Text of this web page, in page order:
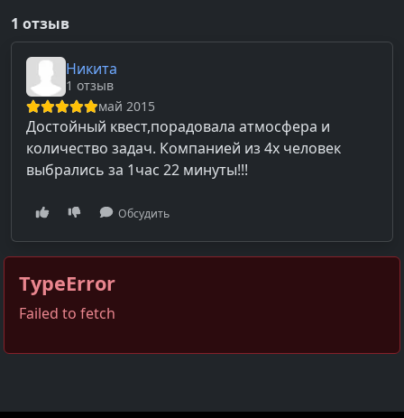
1 отзыв
Никита
1 отзыв
май 2015
Достойный квест,порадовала атмосфера и
количество задач. Компанией из 4х человек
выбрались за 1час 22 минуты!!!
Обсудить
TypeError
Failed to fetch